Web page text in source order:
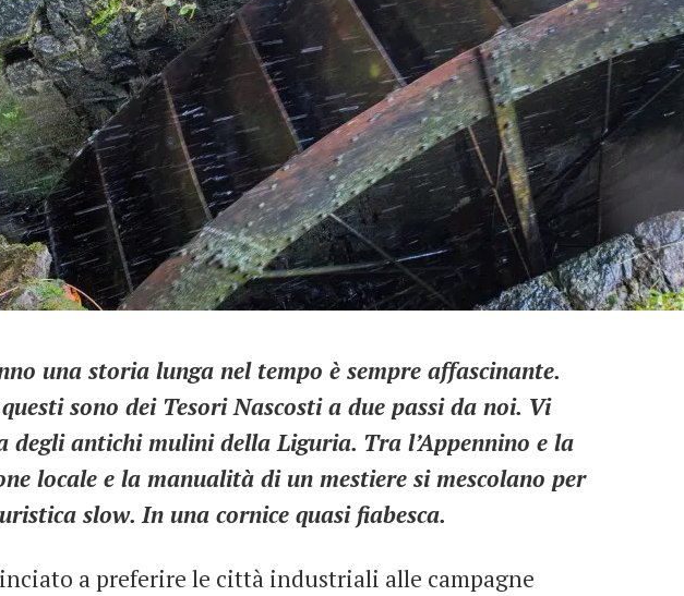
una storia lunga nel tempo è sempre affascinante.
sono dei Tesori Nascosti a due passi da noi. Vi
degli antichi mulini della Liguria. Tra l’Appennino e la
locale e la manualità di un mestiere si mescolano per
slow. In una cornice quasi fiabesca.
a preferire le città industriali alle campagne